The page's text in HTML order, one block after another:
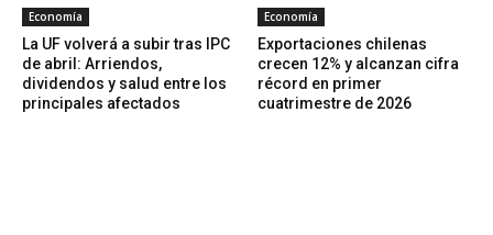
Economía
La UF volverá a subir tras IPC
de abril: Arriendos,
dividendos y salud entre los
principales afectados
Economía
Exportaciones chilenas
crecen 12% y alcanzan cifra
récord en primer
cuatrimestre de 2026